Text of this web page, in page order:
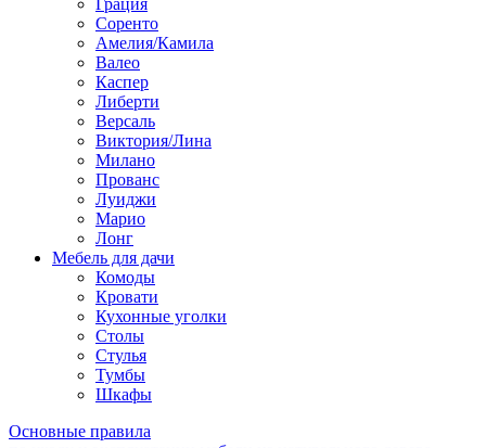
Грация
Соренто
Амелия/Камила
Валео
Каспер
Либерти
Версаль
Виктория/Лина
Милано
Прованс
Луиджи
Марио
Лонг
Мебель для дачи
Комоды
Кровати
Кухонные уголки
Столы
Стулья
Тумбы
Шкафы
Основные правила